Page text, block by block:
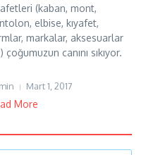
(kaban, mont,
elbise, kıyafet,
markalar, aksesuarlar
çoğumuzun canını sıkıyor.
Mart 1, 2017
More